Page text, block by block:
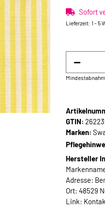
Sofort
Lieferzeit: 1 - 5
GTIN:
Marken:
Hersteller
Adresse:
Ort: 48529
Link: